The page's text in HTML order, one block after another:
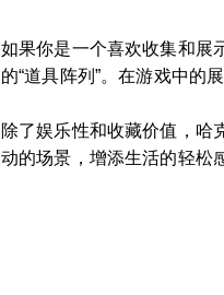
如果你是一个喜欢收集和展
的“道具阵列”。在游戏中的
除了娱乐性和收藏价值，哈
动的场景，增添生活的轻松